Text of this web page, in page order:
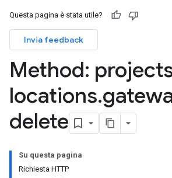
Questa pagina è stata utile?
Invia feedback
Method:
locations.
delete
Su questa pagina
Richiesta HTTP